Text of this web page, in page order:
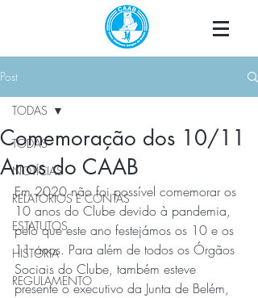
Post
TODAS
NOTÍCIAS
RELATÓRIOS E CONTAS
ESTATUTOS
HISTÓRIA
REGULAMENTO
TODAS
Comemoração dos 10/11
Anos do CAAB
Em 2020 não foi possível comemorar os
10 anos do Clube devido à pandemia,
pelo que este ano festejámos os 10 e os
11 anos. Para além de todos os Órgãos
Sociais do Clube, também esteve
presente o executivo da Junta de Belém,